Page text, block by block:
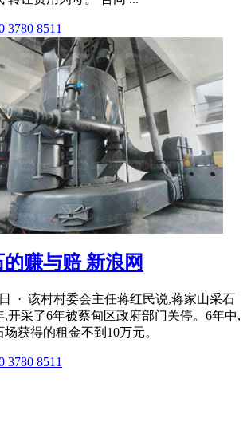
3780 8511
赚与赔 新浪网
· 该村村委会主任蒋红民说,蒋家山采石
,开采了6年被蔡甸区政府部门关停。6年中,
获得的租金不到10万元。
3780 8511